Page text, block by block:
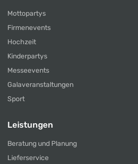
Mottopartys
Firmenevents
Hochzeit
Kinderpartys
Messeevents
Galaveranstaltungen
Sport
Leistungen
Beratung und Planung
Lieferservice